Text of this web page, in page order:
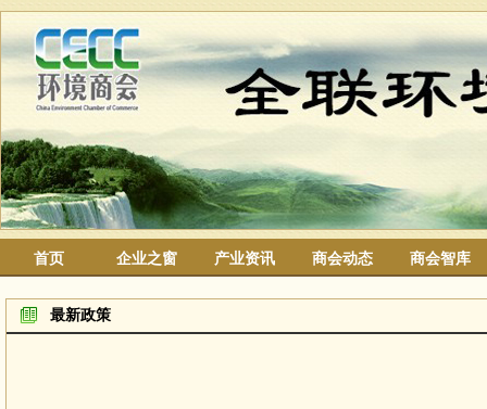
首页 企业之窗 产业资讯 商会动态 商会智库
最新政策